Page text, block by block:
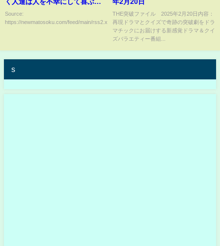
く人達は人を不幸にして喜ぶん
ですか？」週刊文春「…えっ
と…いやあの…」→
Source:
https://newmatosoku.com/feed/main/rss2.xml...
年2月20日
THE突破ファイル 2025年2月20日内容：
再現ドラマとクイズで奇跡の突破劇をドラ
マチックにお届けする新感覚ドラマ＆クイ
ズバラエティー番組...
s